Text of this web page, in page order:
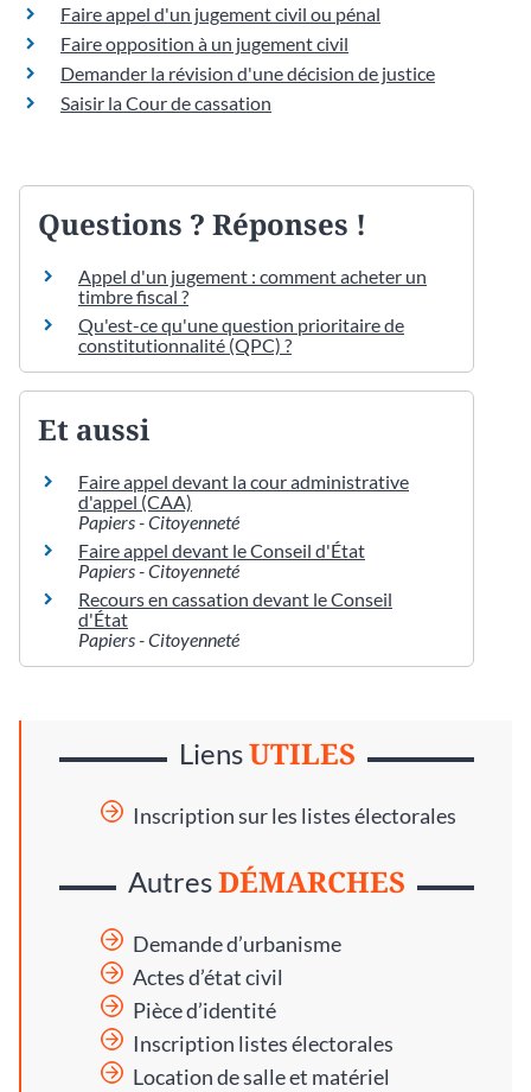
Faire appel d'un jugement civil ou pénal
Faire opposition à un jugement civil
Demander la révision d'une décision de justice
Saisir la Cour de cassation
Questions ? Réponses !
Appel d'un jugement : comment acheter un
timbre fiscal ?
Qu'est-ce qu'une question prioritaire de
constitutionnalité (QPC) ?
Et aussi
Faire appel devant la cour administrative
d'appel (CAA)
Papiers - Citoyenneté
Faire appel devant le Conseil d'État
Papiers - Citoyenneté
Recours en cassation devant le Conseil
d'État
Papiers - Citoyenneté
LiensUTILES
Inscription sur les listes électorales
AutresDÉMARCHES
Demande d’urbanisme
Actes d’état civil
Pièce d’identité
Inscription listes électorales
Location de salle et matériel